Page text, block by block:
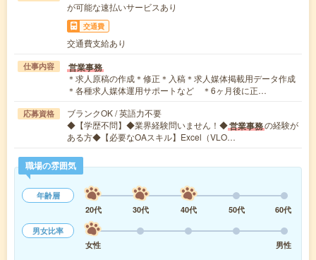
が可能な速払いサービスあり
交通費
交通費支給あり
仕事内容 営業事務
＊求人原稿の作成＊修正＊入稿＊求人媒体掲載用データ作成
＊各種求人媒体運用サポートなど ＊6ヶ月後に正…
応募資格
ブランクOK / 英語力不要
◆【学歴不問】◆業界経験問いません！◆営業事務の経験が
ある方◆【必要なOAスキル】Excel（VLO…
職場の雰囲気
年齢層
20代
30代 40代 50代
60代
男女比率
女性
男性